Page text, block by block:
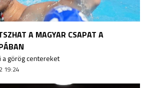
A MAGYAR CSAPAT A
a görög centereket
19:24